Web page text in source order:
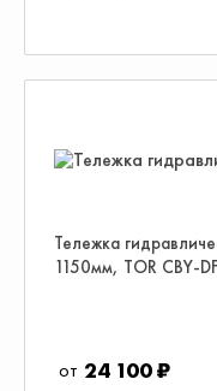
Тележка
1150мм, TOR CBY-
24 100 ₽